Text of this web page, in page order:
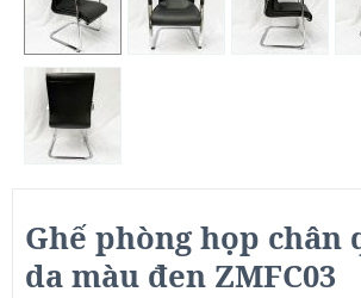
Ghế phòng họp chân
da màu đen ZMFC03